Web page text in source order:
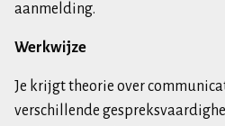
aanmelding.
Werkwijze
Je krijgt theorie over
verschillende